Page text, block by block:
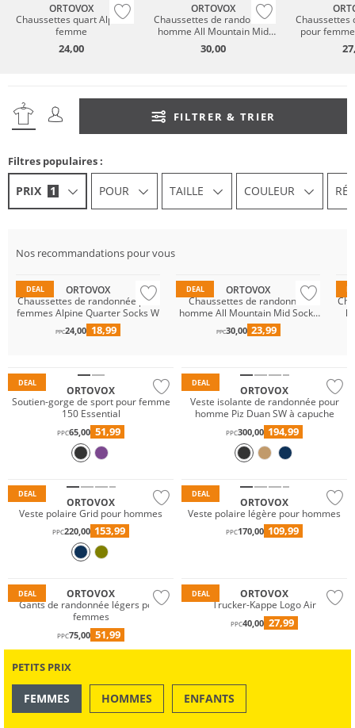
ORTOVOX
Chaussettes quart Alpine
femme
24,00
ORTOVOX
Chaussettes de randonnée
homme All Mountain Mid
Socks M
30,00
Chaussettes
pour
FILTRER & TRIER
Filtres populaires :
PRIX 1 POUR TAILLE COULEUR
Nos recommandations pour vous
DEAL
Mérinos
ORTOVOX
Chaussettes de randonnée pour
femmes Alpine Quarter Socks W
PPC24,00 18,99
DEAL
ORTOVOX
Chaussettes de randonnée
homme All Mountain Mid Socks
M
PPC30,00 23,99
DEAL
ORTOVOX
Soutien-gorge de sport pour femme
150 Essential
PPC65,00 51,99
DEAL
ORTOVOX
Veste isolante de randonnée pour
homme Piz Duan SW à capuche
PPC300,00 194,99
DEAL
ORTOVOX
Veste polaire Grid pour hommes
PPC220,00 153,99
DEAL
ORTOVOX
Veste polaire légère pour hommes
PPC170,00 109,99
DEAL
ORTOVOX
Gants de randonnée légers pour
femmes
PPC75,00 51,99
DEAL
ORTOVOX
Trucker-Kappe Logo Air
PPC40,00 27,99
PETITS PRIX
FEMMES HOMMES ENFANTS
Mérinos